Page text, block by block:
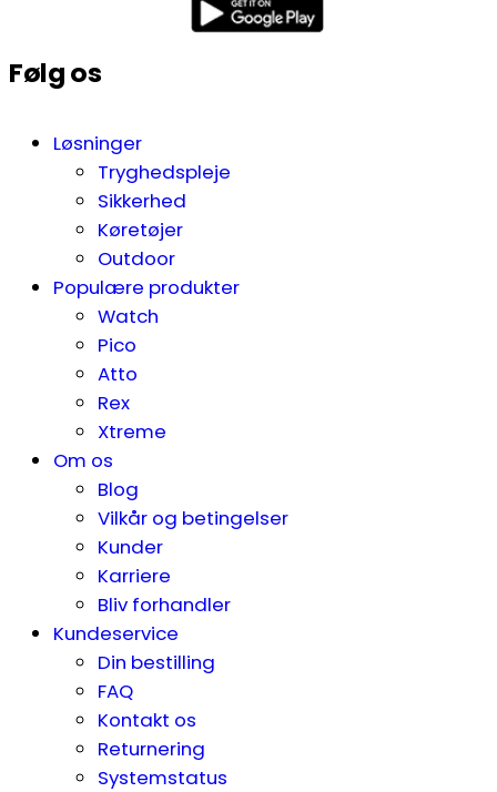
Følg os
Løsninger
Tryghedspleje
Sikkerhed
Køretøjer
Outdoor
Populære produkter
Watch
Pico
Atto
Rex
Xtreme
Om os
Blog
Vilkår og betingelser
Kunder
Karriere
Bliv forhandler
Kundeservice
Din bestilling
FAQ
Kontakt os
Returnering
Systemstatus